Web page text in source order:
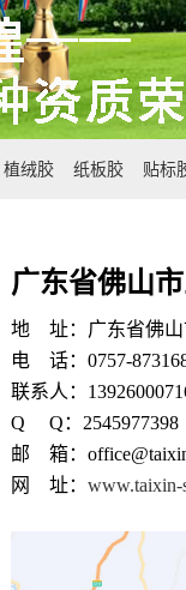
植绒胶 纸板胶 贴标
广东省佛山
地 址：广东省佛山
电 话：0757-
联系人：
Q Q：2545977398
邮 箱：
网 址： www.taixin-